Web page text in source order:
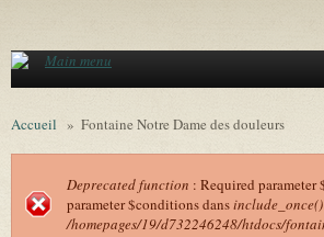
Main menu
Accueil » Fontaine Notre Dame des douleurs
Message d'erreur
Deprecated function : Required
parameter $conditions dansinclude_once()
/homepages/19/d732246248/htdocs/